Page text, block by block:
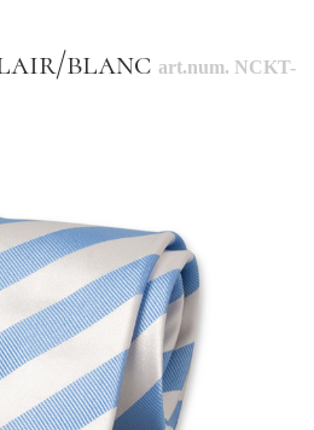
blanc art.num. NCKT-